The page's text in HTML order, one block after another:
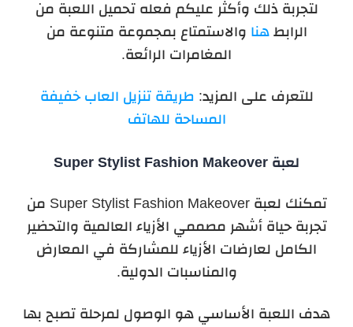
لتجربة ذلك وأكثر عليكم فعله تحميل اللعبة من
الرابطهنا والاستمتاع بمجموعة متنوعة من
المغامرات الرائعة.
للتعرف على المزيد: طريقة تنزيل العاب خفيفة
المساحة للهاتف
لعبة Super Stylist Fashion Makeover
تمكنك لعبة Super Stylist Fashion Makeover من
تجربة حياة أشهر مصممي الأزياء العالمية والتحضير
الكامل لعارضات الأزياء للمشاركة في المعارض
والمناسبات الدولية.
هدف اللعبة الأساسي هو الوصول لمرحلة تصبح بها